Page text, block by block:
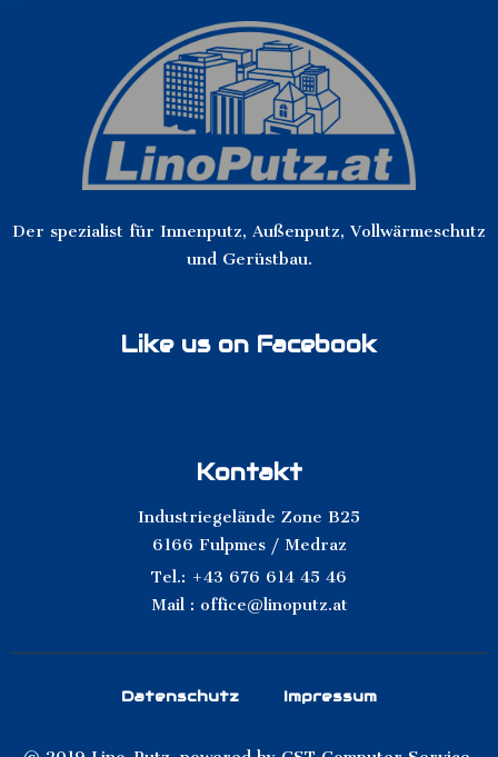
Der spezialist für Innenputz, Außenputz, Vollwärmeschutz
und Gerüstbau.
Like us on Facebook
Kontakt
Industriegelände Zone B25
6166 Fulpmes / Medraz
Tel.: +43 676 614 45 46
Mail : office@linoputz.at
Datenschutz Impressum